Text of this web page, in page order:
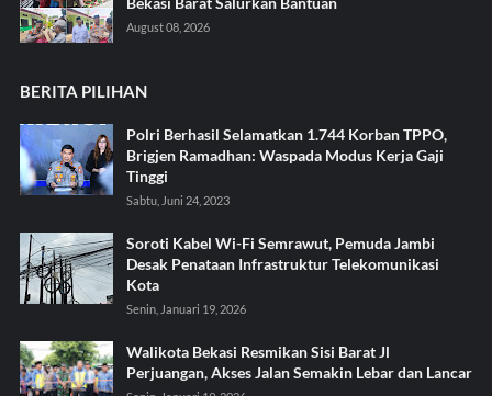
August 08, 2026
BERITA PILIHAN
Polri Berhasil Selamatkan 1.744 Korban TPPO,
Brigjen Ramadhan: Waspada Modus Kerja Gaji
Tinggi
Sabtu, Juni 24, 2023
Soroti Kabel Wi-Fi Semrawut, Pemuda Jambi
Desak Penataan Infrastruktur Telekomunikasi
Kota
Senin, Januari 19, 2026
Walikota Bekasi Resmikan Sisi Barat Jl
Perjuangan, Akses Jalan Semakin Lebar dan Lancar